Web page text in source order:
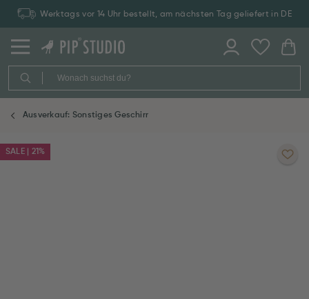
Werktags vor 14 Uhr bestellt, am nächsten Tag geliefert in DE
Ausverkauf: Sonstiges Geschirr
SALE | 21%